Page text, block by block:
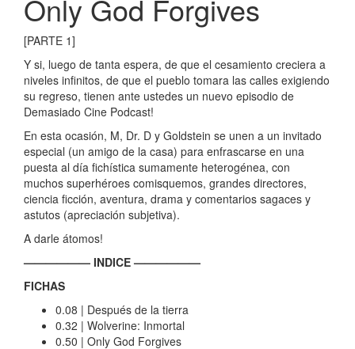
Only God Forgives
[PARTE 1]
Y si, luego de tanta espera, de que el cesamiento creciera a
niveles infinitos, de que el pueblo tomara las calles exigiendo
su regreso, tienen ante ustedes un nuevo episodio de
Demasiado Cine Podcast!
En esta ocasión, M, Dr. D y Goldstein se unen a un invitado
especial (un amigo de la casa) para enfrascarse en una
puesta al día fichística sumamente heterogénea, con
muchos superhéroes comisquemos, grandes directores,
ciencia ficción, aventura, drama y comentarios sagaces y
astutos (apreciación subjetiva).
A darle átomos!
—————— INDICE ——————
FICHAS
0.08 | Después de la tierra
0.32 | Wolverine: Inmortal
0.50 | Only God Forgives